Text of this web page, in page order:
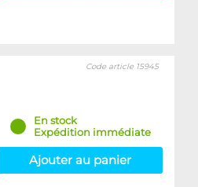
Code article 15945
En stock
Expédition immédiate
Ajouter au panier